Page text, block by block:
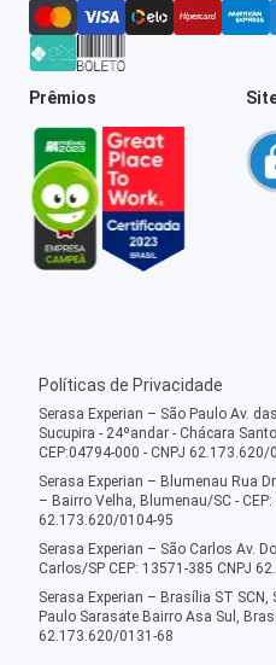
Prêmios
Políticas de Privacidade
Serasa Experian – São Paulo Av.
Sucupira - 24ºandar - Chácara
CEP:04794-000 - CNPJ 62.173.620/
Serasa Experian – Blumenau Rua
– Bairro Velha, Blumenau/SC -
62.173.620/0104-95
Serasa Experian – São Carlos Av.
Carlos/SP CEP: 13571-385 CNPJ
Serasa Experian – Brasília ST SCN,
Paulo Sarasate Bairro Asa Sul,
62.173.620/0131-68